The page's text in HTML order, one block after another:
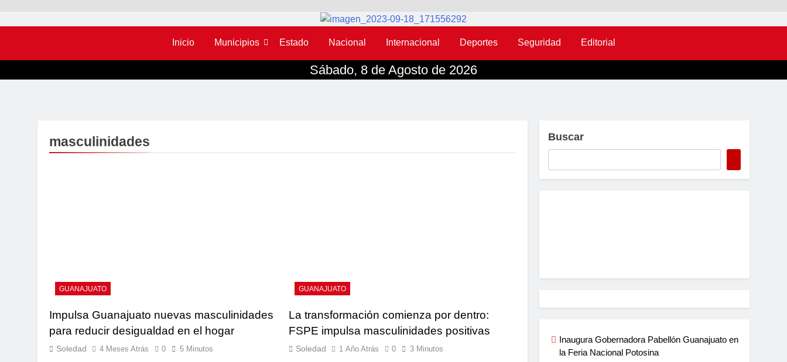
Inicio Municipios Estado Nacional Internacional Deportes Seguridad Editorial
Sábado, 8 de Agosto de 2026
masculinidades
GUANAJUATO
Impulsa Guanajuato nuevas masculinidades
para reducir desigualdad en el hogar
Soledad 4 Meses Atrás 0 5 Minutos
GUANAJUATO
La transformación comienza por dentro:
FSPE impulsa masculinidades positivas
Soledad 1 Año Atrás 0 3 Minutos
Buscar
Inaugura Gobernadora Pabellón Guanajuato en
la Feria Nacional Potosina